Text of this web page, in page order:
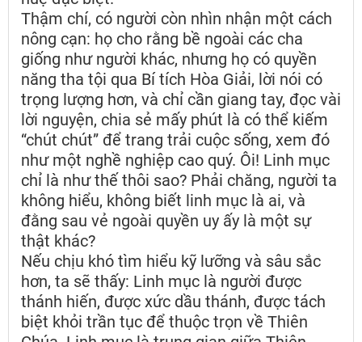
Thậm chí, có người còn nhìn nhận một cách
nông cạn: họ cho rằng bề ngoài các cha
giống như người khác, nhưng họ có quyền
năng tha tội qua Bí tích Hòa Giải, lời nói có
trọng lượng hơn, và chỉ cần giang tay, đọc vài
lời nguyện, chia sẻ mấy phút là có thể kiếm
“chút chút” để trang trải cuộc sống, xem đó
như một nghề nghiệp cao quý. Ôi! Linh mục
chỉ là như thế thôi sao? Phải chăng, người ta
không hiểu, không biết linh mục là ai, và
đằng sau vẻ ngoài quyền uy ấy là một sự
thật khác?
Nếu chịu khó tìm hiểu kỹ lưỡng và sâu sắc
hơn, ta sẽ thấy: Linh mục là người được
thánh hiến, được xức dầu thánh, được tách
biệt khỏi trần tục để thuộc trọn về Thiên